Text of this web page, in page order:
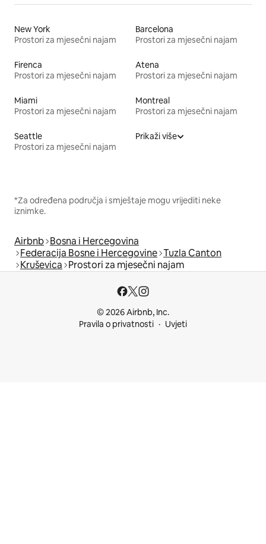
New York
Prostori za mjesečni najam
Barcelona
Prostori za mjesečni najam
Firenca
Prostori za mjesečni najam
Atena
Prostori za mjesečni najam
Miami
Prostori za mjesečni najam
Montreal
Prostori za mjesečni najam
Seattle
Prostori za mjesečni najam
Prikaži više
*Za određena područja i smještaje mogu vrijediti neke
iznimke.
Airbnb Bosna i Hercegovina
Federacija Bosne i Hercegovine Tuzla Canton
Kruševica Prostori za mjesečni najam
© 2026 Airbnb, Inc.
Pravila o privatnosti
Uvjeti